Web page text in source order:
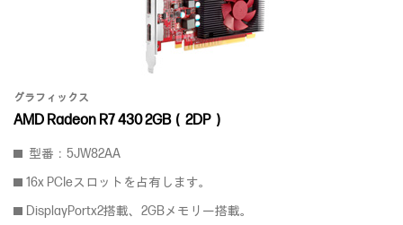
グラフィックス
AMD Radeon R7 430 2GB（2DP）
型番：5JW82AA
16x PCIeスロットを占有します。
DisplayPortx2搭載、2GBメモリー搭載。